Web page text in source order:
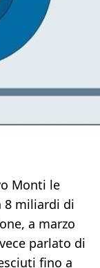
Monti le
8 miliardi di
a marzo
parlato di
fino a